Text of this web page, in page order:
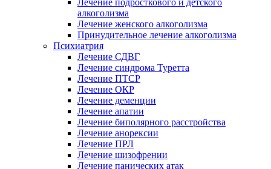
Лечение подросткового и детского
алкоголизма
Лечение женского алкоголизма
Принудительное лечение алкоголизма
Психиатрия
Лечение СДВГ
Лечение синдрома Туретта
Лечение ПТСР
Лечение ОКР
Лечение деменции
Лечение апатии
Лечение биполярного расстройства
Лечение анорексии
Лечение ПРЛ
Лечение шизофрении
Лечение панических атак